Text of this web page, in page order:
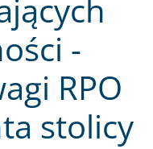
-
RPO
stolicy